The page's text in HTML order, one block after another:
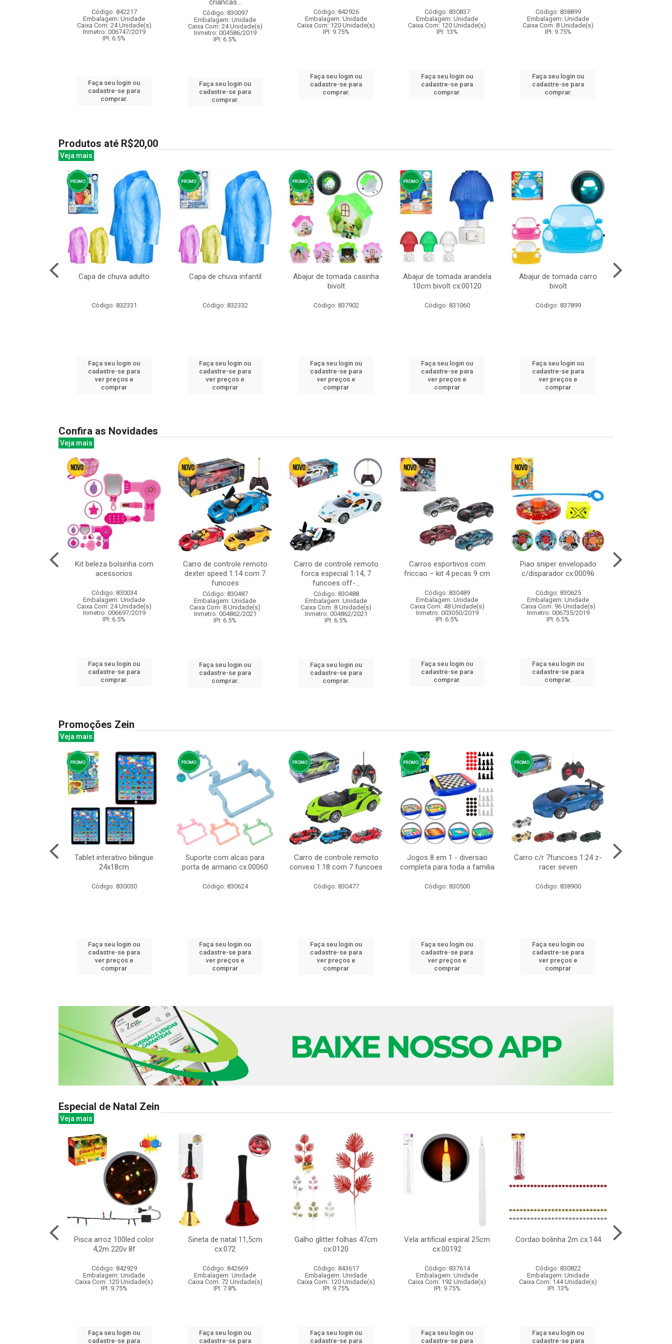
Código: 842217
Embalagem: Unidade
Caixa Com: 24 Unidade(s)
Inmetro: 006747/2019
IPI: 6.5%
Faça seu login ou
cadastre-se para
comprar.
criancas...
Código: 830097
Embalagem: Unidade
Caixa Com: 24 Unidade(s)
Inmetro: 004586/2019
IPI: 6.5%
Faça seu login ou
cadastre-se para
comprar.
Código: 842926
Embalagem: Unidade
Caixa Com: 120 Unidade(s)
IPI: 9.75%
Faça seu login ou
cadastre-se para
comprar.
Código: 830837
Embalagem: Unidade
Caixa Com: 120 Unidade(s)
IPI: 13%
Faça seu login ou
cadastre-se para
comprar.
Código: 838899
Embalagem: Unidade
Caixa Com: 8 Unidade(s)
IPI: 9.75%
Faça seu login ou
cadastre-se para
comprar.
Produtos até R$20,00
Veja mais
Capa de chuva adulto
Código: 832331
Faça seu login ou
cadastre-se para
ver preços e
comprar
Capa de chuva infantil
Código: 832332
Faça seu login ou
cadastre-se para
ver preços e
comprar
Abajur de tomada casinha
bivolt
Código: 837902
Faça seu login ou
cadastre-se para
ver preços e
comprar
Abajur de tomada arandela
10cm bivolt cx:00120
Código: 831060
Faça seu login ou
cadastre-se para
ver preços e
comprar
Abajur de tomada carro
bivolt
Código: 837899
Faça seu login ou
cadastre-se para
ver preços e
comprar
Confira as Novidades
Veja mais
Kit beleza bolsinha com
acessorios
Código: 830034
Embalagem: Unidade
Caixa Com: 24 Unidade(s)
Inmetro: 006697/2019
IPI: 6.5%
Faça seu login ou
cadastre-se para
comprar.
Carro de controle remoto
dexter speed 1:14 com 7
funcoes
Código: 830487
Embalagem: Unidade
Caixa Com: 8 Unidade(s)
Inmetro: 004862/2021
IPI: 6.5%
Faça seu login ou
cadastre-se para
comprar.
Carro de controle remoto
forca especial 1:14, 7
funcoes off-...
Código: 830488
Embalagem: Unidade
Caixa Com: 8 Unidade(s)
Inmetro: 004862/2021
IPI: 6.5%
Faça seu login ou
cadastre-se para
comprar.
Carros esportivos com
friccao – kit 4 pecas 9 cm
Código: 830489
Embalagem: Unidade
Caixa Com: 48 Unidade(s)
Inmetro: 003050/2019
IPI: 6.5%
Faça seu login ou
cadastre-se para
comprar.
Piao sniper envelopado
c/disparador cx:00096
Código: 830625
Embalagem: Unidade
Caixa Com: 96 Unidade(s)
Inmetro: 006735/2019
IPI: 6.5%
Faça seu login ou
cadastre-se para
comprar.
Promoções Zein
Veja mais
Tablet interativo bilingue
24x18cm
Código: 830030
Faça seu login ou
cadastre-se para
ver preços e
comprar
Suporte com alcas para
porta de armario cx:00060
Código: 830624
Faça seu login ou
cadastre-se para
ver preços e
comprar
Carro de controle remoto
convexi 1:18 com 7 funcoes
Código: 830477
Faça seu login ou
cadastre-se para
ver preços e
comprar
Jogos 8 em 1 - diversao
completa para toda a familia
Código: 830500
Faça seu login ou
cadastre-se para
ver preços e
comprar
Carro c/r 7funcoes 1:24 z-
racer seven
Código: 838900
Faça seu login ou
cadastre-se para
ver preços e
comprar
Especial de Natal Zein
Veja mais
Pisca arroz 100led color
4,2m 220v 8f
Código: 842929
Embalagem: Unidade
Caixa Com: 120 Unidade(s)
IPI: 9.75%
Faça seu login ou
cadastre-se para
Sineta de natal 11,5cm
cx:072
Código: 842669
Embalagem: Unidade
Caixa Com: 72 Unidade(s)
IPI: 7.8%
Faça seu login ou
cadastre-se para
Galho glitter folhas 47cm
cx:0120
Código: 843617
Embalagem: Unidade
Caixa Com: 120 Unidade(s)
IPI: 9.75%
Faça seu login ou
cadastre-se para
Vela artificial espiral 25cm
cx:00192
Código: 837614
Embalagem: Unidade
Caixa Com: 192 Unidade(s)
IPI: 9.75%
Faça seu login ou
cadastre-se para
Cordao bolinha 2m cx:144
Código: 830822
Embalagem: Unidade
Caixa Com: 144 Unidade(s)
IPI: 13%
Faça seu login ou
cadastre-se para